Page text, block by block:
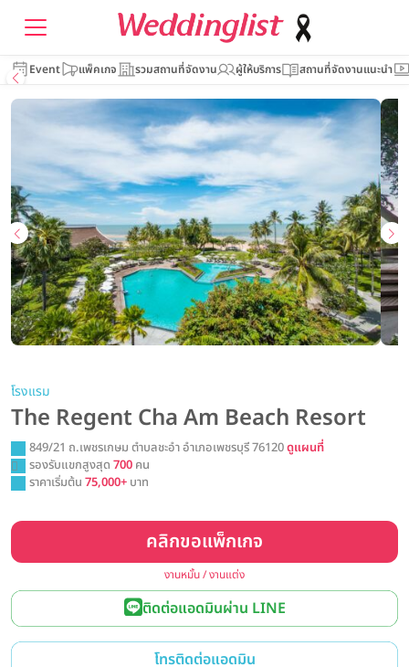
Event แพ็คเกจ รวมสถานที่จัดงาน ผู้ให้บริการ สถานที่จัดงานแนะนำ
โรงแรม
The Regent Cha Am Beach Resort
849/21 ถ.เพชรเกษม ตำบลชะอำ อำเภอเพชรบุรี 76120ดูแผนที่
รองรับแขกสูงสุด 700 คน
ราคาเริ่มต้น 75,000+ บาท
คลิกขอแพ็กเกจ
งานหมั้น / งานแต่ง
ติดต่อแอดมินผ่าน LINE
โทรติดต่อแอดมิน